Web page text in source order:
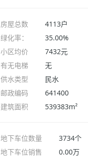
房屋总数
4113户
绿化率：
35.00%
小区均价
7432元
有无电梯
无
供水类型
民水
邮政编码
641400
建筑面积 539383m²
地下车位数量
3734个
地下车位销售
0.00万